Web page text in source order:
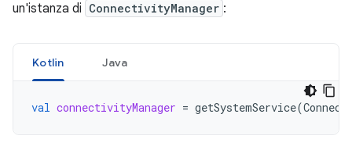
un'istanza di ConnectivityManager :
Kotlin Java
val connectivityManager = getSystemService(